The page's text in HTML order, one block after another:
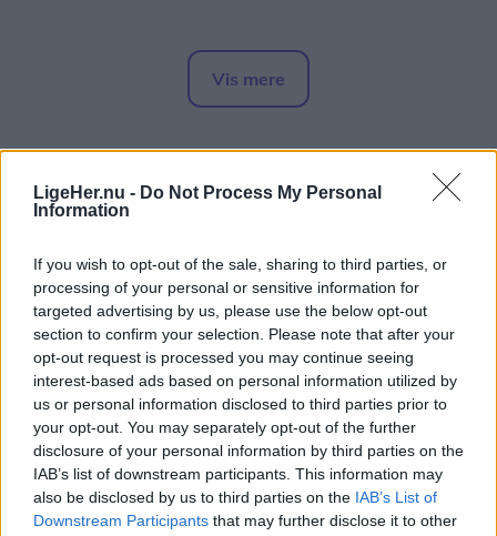
LigeHer.nu - Do Not Process My Personal
Information
If you wish to opt-out of the sale, sharing to third parties, or
processing of your personal or sensitive information for
targeted advertising by us, please use the below opt-out
section to confirm your selection. Please note that after your
opt-out request is processed you may continue seeing
interest-based ads based on personal information utilized by
us or personal information disclosed to third parties prior to
your opt-out. You may separately opt-out of the further
disclosure of your personal information by third parties on the
IAB’s list of downstream participants. This information may
also be disclosed by us to third parties on the IAB’s List of
Downstream Participants that may further disclose it to other
en ulvehvalp og en voksen ulv. Ifølge styrelsen
beskyttede voksenulven sin hvalp ved at vise
- Løberen forsøgte at skræmme ulven væk med
høje råb, og efter et stykke tid fortrak ulven og
Ifølge styrelsen har eksperter fra Nationalt Center
for Miljø og Energi (DCE) under Aarhus Universitet
og Naturhistorisk Museum Aarhus vurderet, at
situationen ikke var farlig, og at ulvens adfærd
fandt sted for at få løberen væk fra ulvehvalpen.
Men for at undgå "potentielle konfliktsituationer"
anbefaler myndigheder, at borgerne holder sig fra
Vis mere